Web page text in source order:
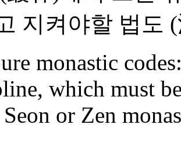
지켜야할 법도
monastic
which must
Seon or Zen